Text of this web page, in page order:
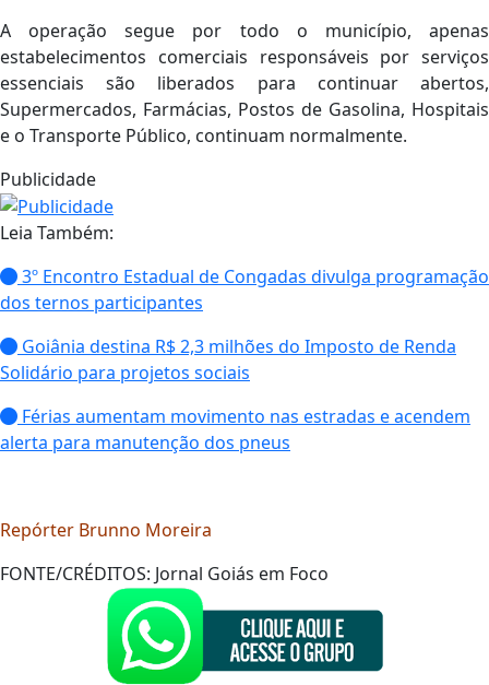
A operação segue por todo o município, apenas
estabelecimentos comerciais responsáveis por serviços
essenciais são liberados para continuar abertos,
Supermercados, Farmácias, Postos de Gasolina, Hospitais
e o Transporte Público, continuam normalmente.
Publicidade
Leia Também:
3º Encontro Estadual de Congadas divulga programação
dos ternos participantes
Goiânia destina R$ 2,3 milhões do Imposto de Renda
Solidário para projetos sociais
Férias aumentam movimento nas estradas e acendem
alerta para manutenção dos pneus
Repórter Brunno Moreira
FONTE/CRÉDITOS: Jornal Goiás em Foco